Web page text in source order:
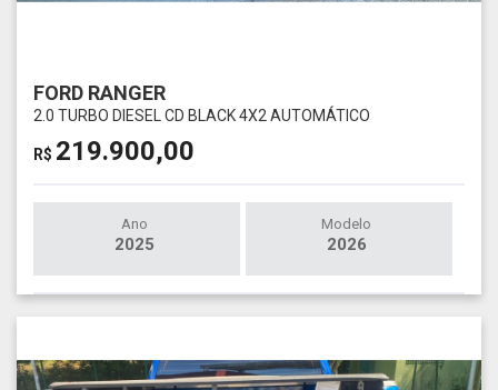
FORD RANGER
2.0 TURBO DIESEL CD BLACK 4X2 AUTOMÁTICO
R$ 219.900,00
Ano
2025
Modelo
2026